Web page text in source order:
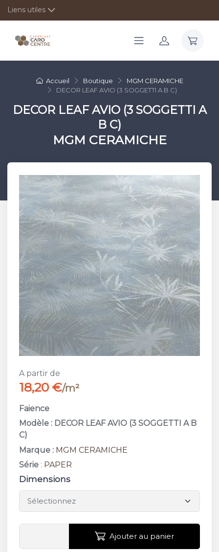
Liens utiles
Accueil Boutique
MGM CERAMICHE
DECOR LEAF AVIO (3 SOGGETTI A B C)
DECOR LEAF AVIO (3 SOGGETTI A
B C)
MGM CERAMICHE
A partir de
18,20 €/m²
Faience
Modèle : DECOR LEAF AVIO (3 SOGGETTI A B
C)
Marque : MGM CERAMICHE
Série : PAPER
Dimensions
Ajouter au panier